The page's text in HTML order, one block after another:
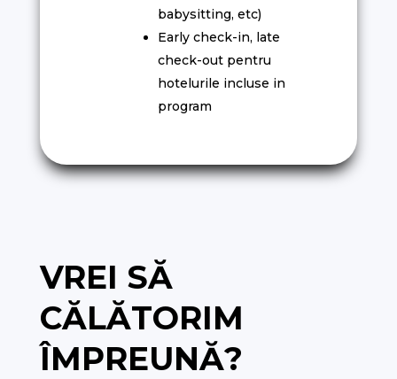
babysitting, etc)
Early check-in, late
check-out pentru
hotelurile incluse in
program
VREI SĂ
CĂLĂTORIM
ÎMPREUNĂ?